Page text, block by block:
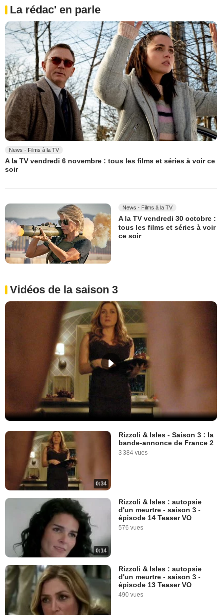
La rédac' en parle
News - Films à la TV
A la TV vendredi 6 novembre : tous les films et séries à voir ce
soir
News - Films à la TV
A la TV vendredi 30 octobre :
tous les films et séries à voir
ce soir
Vidéos de la saison 3
0:34
Rizzoli & Isles - Saison 3 : la
bande-annonce de France 2
3 384 vues
0:14
Rizzoli & Isles : autopsie
d'un meurtre - saison 3 -
épisode 14 Teaser VO
576 vues
Rizzoli & Isles : autopsie
d'un meurtre - saison 3 -
épisode 13 Teaser VO
490 vues